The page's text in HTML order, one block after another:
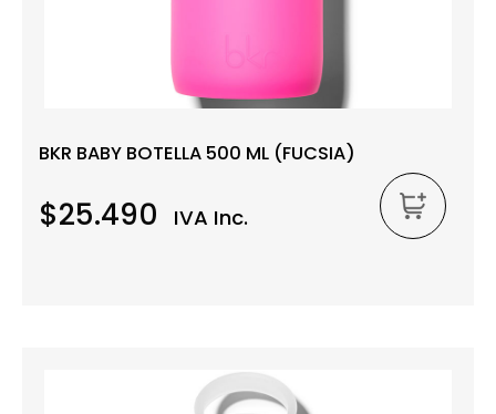
BKR BABY BOTELLA 500 ML (FUCSIA)
$25.490 IVA Inc.